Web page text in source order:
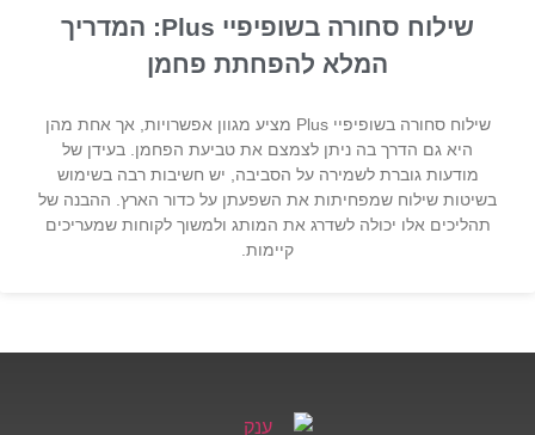
שילוח סחורה בשופיפיי Plus: המדריך
המלא להפחתת פחמן
שילוח סחורה בשופיפיי Plus מציע מגוון אפשרויות, אך אחת מהן
היא גם הדרך בה ניתן לצמצם את טביעת הפחמן. בעידן של
מודעות גוברת לשמירה על הסביבה, יש חשיבות רבה בשימוש
בשיטות שילוח שמפחיתות את השפעתן על כדור הארץ. ההבנה של
תהליכים אלו יכולה לשדרג את המותג ולמשוך לקוחות שמעריכים
קיימות.